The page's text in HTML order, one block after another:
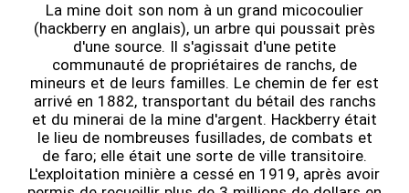
La mine doit son nom à un grand micocoulier
(hackberry en anglais), un arbre qui poussait près
d'une source. Il s'agissait d'une petite
communauté de propriétaires de ranchs, de
mineurs et de leurs familles. Le chemin de fer est
arrivé en 1882, transportant du bétail des ranchs
et du minerai de la mine d'argent. Hackberry était
le lieu de nombreuses fusillades, de combats et
de faro; elle était une sorte de ville transitoire.
L'exploitation minière a cessé en 1919, après avoir